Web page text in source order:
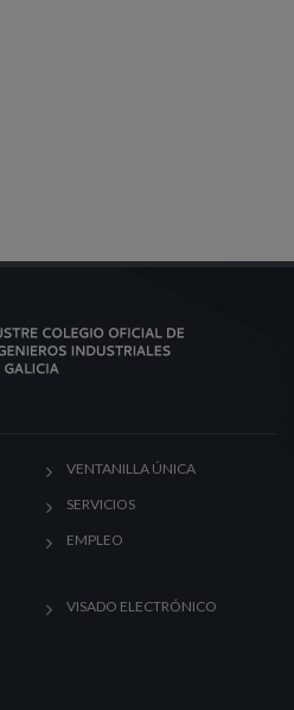
VENTANILLA ÚNICA
SERVICIOS
EMPLEO
VISADO ELECTRÓNICO